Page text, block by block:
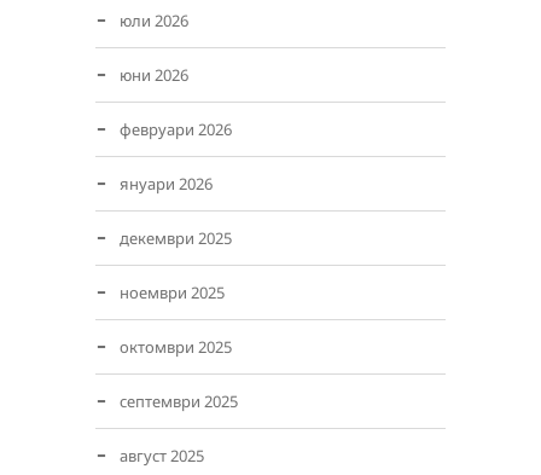
юли 2026
юни 2026
февруари 2026
януари 2026
декември 2025
ноември 2025
октомври 2025
септември 2025
август 2025